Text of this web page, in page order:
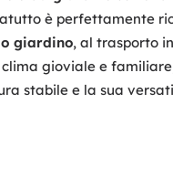
è perfettamente
giardino, al trasporto
gioviale e
stabile e la sua